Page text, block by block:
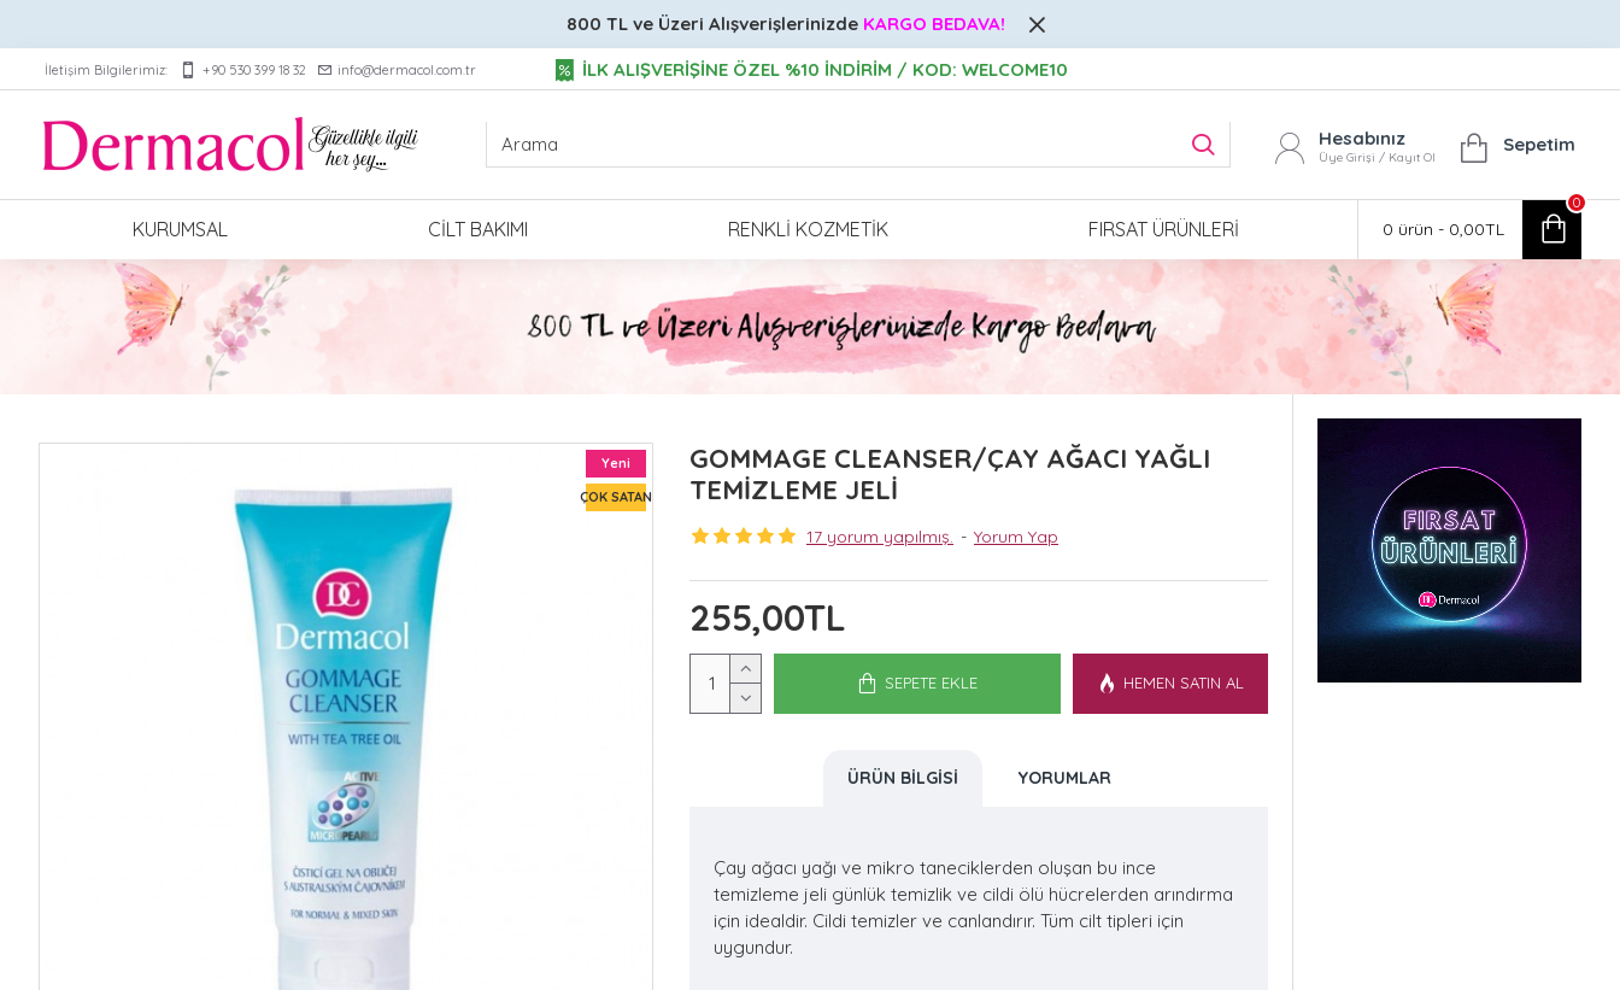
800 TL ve Üzeri Alışverişlerinizde KARGO BEDAVA!
İletişim Bilgilerimiz: +90 530 399 18 32 info@dermacol.com.tr İLK ALIŞVERİŞİNE ÖZEL %10 İNDİRİM / KOD: WELCOME10
Hesabınız
Üye Girişi / Kayıt Ol
Sepetim
KURUMSAL CILT BAKIMI RENKLI KOZMETIK FIRSAT ÜRÜNLERI 0 ürün - 0,00TL
0
Yeni
ÇOK SATAN
GOMMAGE CLEANSER/ÇAY AĞACI YAĞLI
TEMİZLEME JELİ
17 yorum yapılmış. - Yorum Yap
255,00TL
SEPETE EKLE HEMEN SATIN AL
ÜRÜN BILGISI YORUMLAR
Çay ağacı yağı ve mikro taneciklerden oluşan bu ince
temizleme jeli günlük temizlik ve cildi ölü hücrelerden arındırma
için idealdir. Cildi temizler ve canlandırır. Tüm cilt tipleri için
uygundur.